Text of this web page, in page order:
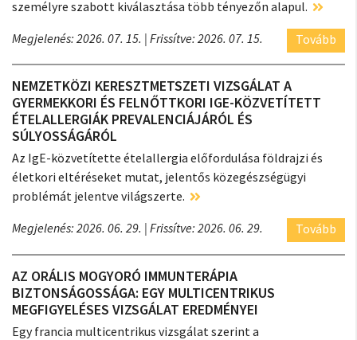
személyre szabott kiválasztása több tényezőn alapul.
Megjelenés: 2026. 07. 15. | Frissítve: 2026. 07. 15. Tovább
NEMZETKÖZI KERESZTMETSZETI VIZSGÁLAT A
GYERMEKKORI ÉS FELNŐTTKORI IGE-KÖZVETÍTETT
ÉTELALLERGIÁK PREVALENCIÁJÁRÓL ÉS
SÚLYOSSÁGÁRÓL
Az IgE-közvetítette ételallergia előfordulása földrajzi és
életkori eltéréseket mutat, jelentős közegészségügyi
problémát jelentve világszerte.
Megjelenés: 2026. 06. 29. | Frissítve: 2026. 06. 29. Tovább
AZ ORÁLIS MOGYORÓ IMMUNTERÁPIA
BIZTONSÁGOSSÁGA: EGY MULTICENTRIKUS
MEGFIGYELÉSES VIZSGÁLAT EREDMÉNYEI
Egy francia multicentrikus vizsgálat szerint a